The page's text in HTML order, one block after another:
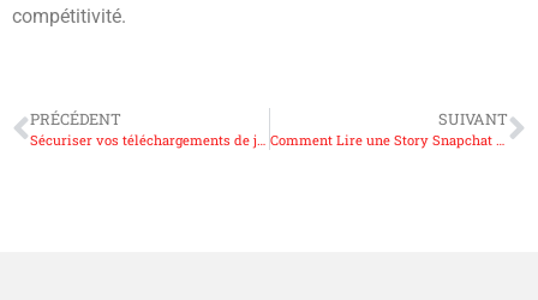
compétitivité.
PRÉCÉDENT
Sécuriser vos téléchargements de jeux vidéo : La nouvelle adresse de Zone Telechargement et les alternatives légales
SUIVANT
Comment Lire une Story Snapchat sans Être Vu ? Découvrez les plateformes alternatives offrant plus de discrétion